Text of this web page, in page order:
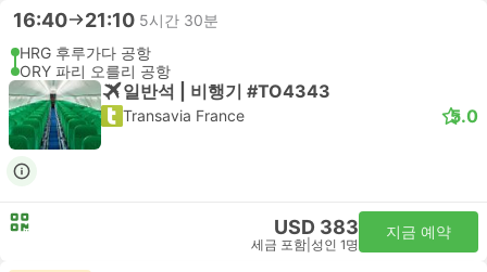
16:40 21:10 5시간 30분
HRG 후루가다 공항
ORY 파리 오를리 공항
일반석 | 비행기 #TO4343
Transavia France 5.0
USD 383
세금 포함 성인 1명
지금 예약